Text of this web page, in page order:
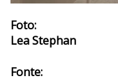
Foto:
Lea Stephan
Fonte: